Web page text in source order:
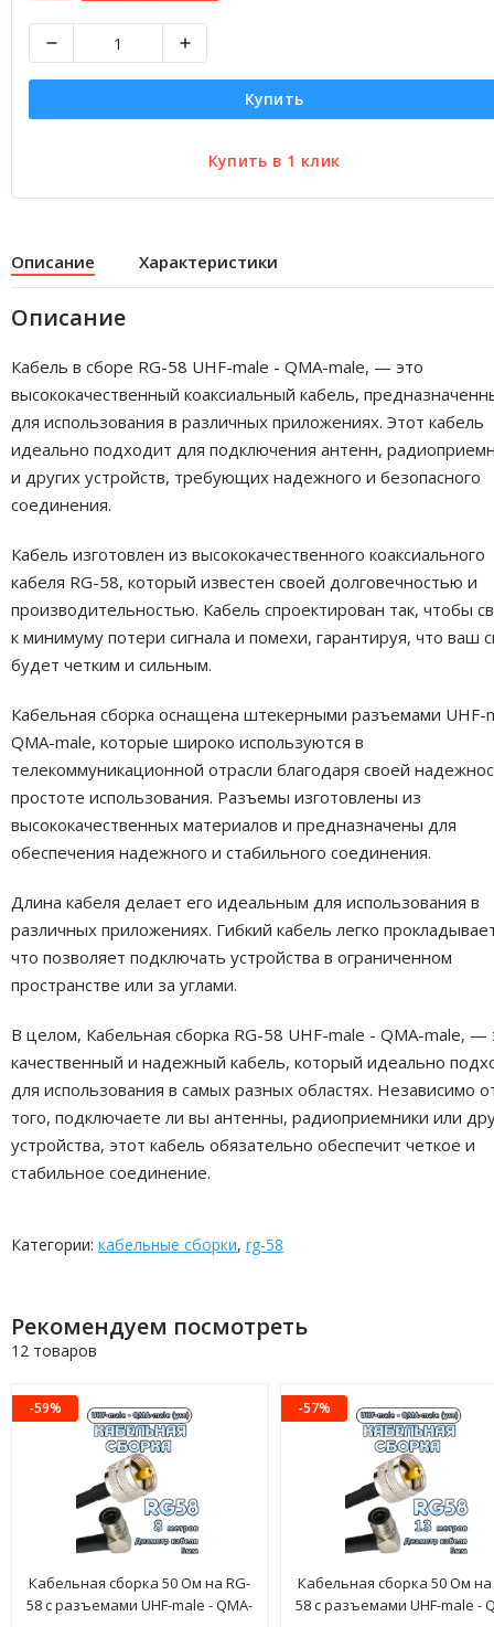
Купить
Описание Характеристики
Описание
Кабель в сборе RG-58 UHF-male - QMA-male, — это
высококачественный коаксиальный кабель,
для использования в различных приложениях. Этот кабель
идеально подходит для подключения антенн,
и других устройств, требующих надежного и безопасного
соединения.
Кабель изготовлен из высококачественного коаксиального
кабеля RG-58, который известен своей долговечностью и
производительностью. Кабель спроектирован так, чтобы
к минимуму потери сигнала и помехи, гарантируя, что ваш
будет четким и сильным.
Кабельная сборка оснащена штекерными разъемами UHF-
QMA-male, которые широко используются в
телекоммуникационной отрасли благодаря своей
простоте использования. Разъемы изготовлены из
высококачественных материалов и предназначены для
обеспечения надежного и стабильного соединения.
Длина кабеля делает его идеальным для использования в
различных приложениях. Гибкий кабель легко
что позволяет подключать устройства в ограниченном
пространстве или за углами.
В целом, Кабельная сборка RG-58 UHF-male - QMA-male, —
качественный и надежный кабель, который идеально
для использования в самых разных областях. Независимо
того, подключаете ли вы антенны, радиоприемники или
устройства, этот кабель обязательно обеспечит четкое и
стабильное соединение.
Категории: кабельные сборки, rg-58
Рекомендуем посмотреть
12 товаров
-59%
Кабельная сборка 50 Ом на RG-
58 с разъемами UHF-male - QMA-
-57%
Кабельная сборка 50 Ом на
58 с разъемами UHF-male -